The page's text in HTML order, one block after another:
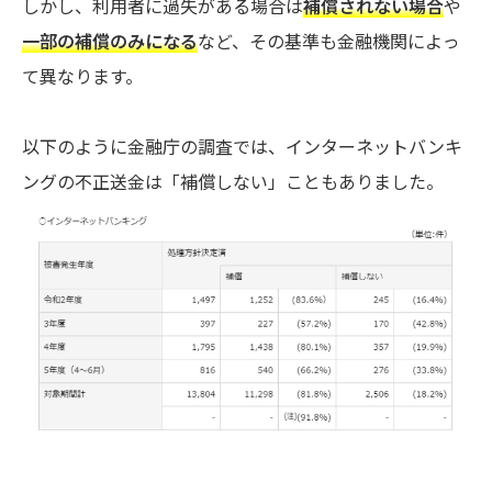
しかし、利用者に過失がある場合は補償されない場合や
一部の補償のみになるなど、その基準も金融機関によっ
て異なります。
以下のように金融庁の調査では、インターネットバンキ
ングの不正送金は「補償しない」こともありました。